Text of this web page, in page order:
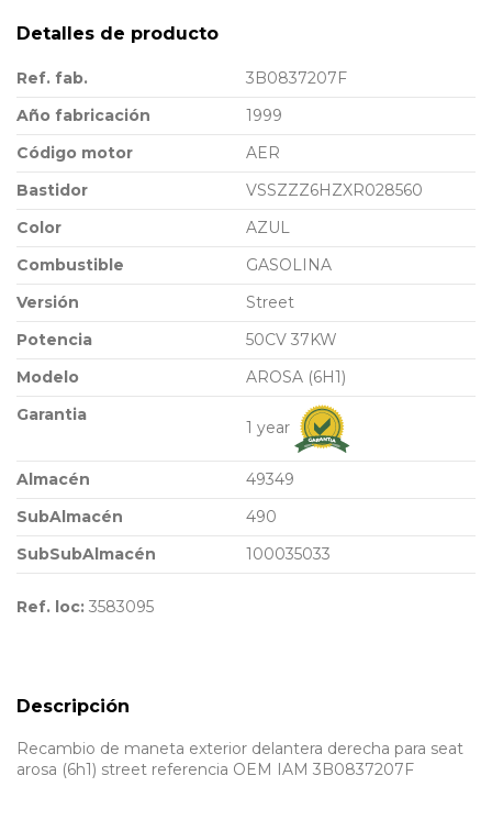
Detalles de producto
Ref. fab.
3B0837207F
Año fabricación
1999
Código motor
AER
Bastidor
VSSZZZ6HZXR028560
Color
AZUL
Combustible
GASOLINA
Versión
Street
Potencia
50CV 37KW
Modelo
AROSA (6H1)
Garantia
1 year
Almacén
49349
SubAlmacén
490
SubSubAlmacén
100035033
Ref. loc: 3583095
Descripción
Recambio de maneta exterior delantera derecha para seat
arosa (6h1) street referencia OEM IAM 3B0837207F